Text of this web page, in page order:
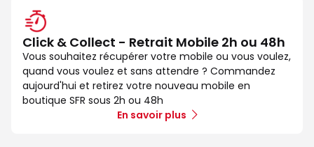
Click & Collect - Retrait Mobile 2h ou 48h
Vous souhaitez récupérer votre mobile ou vous voulez,
quand vous voulez et sans attendre ? Commandez
aujourd'hui et retirez votre nouveau mobile en
boutique SFR sous 2h ou 48h
En savoir plus